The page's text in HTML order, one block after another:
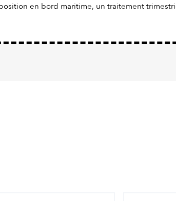
en bord maritime, un traitement